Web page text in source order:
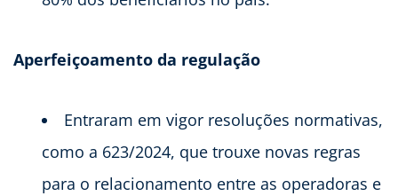
Aperfeiçoamento da regulação
Entraram em vigor resoluções normativas,
como a 623/2024, que trouxe novas regras
para o relacionamento entre as operadoras e